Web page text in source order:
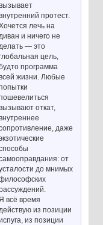
протест.
лечь на
диван и ничего не
делать — это
цель,
программа
жизни. Любые
откат,
даже
от
до мнимых
Я всё время
действую из позиции
из позиции